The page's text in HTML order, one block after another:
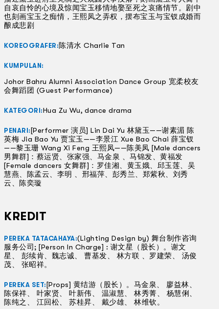
自哀自怜的心境及惊闻宝玉移情地娶至死之哀痛情节。剧中
也刻画宝玉之痴情，王熙凤之弄权，摆布宝玉与宝钗成婚而
酿成悲剧
KOREOGRAFER:陈清水 Charlie Tan
KUMPULAN:
Johor Bahru Alumni Association Dance Group 宽柔校友
会舞蹈团 (Guest Performance)
KATEGORI:Hua Zu Wu, dance drama
PENARI:[Performer 演员] Lin Dai Yu 林黛玉——谢素湄 陈
英梅 Jia Bao Yu 贾宝玉——李景江 Xue Bao Chai 薛宝钗
——黎玉珊 Wang Xi Feng 王熙凤——陈美凤 [Male dancers
男舞群]：蔡运贤、张家强、马金泉 、马锦发、黄福发
[Female dancers 女舞群]：罗佳湘、黄玉娥、邱玉莲、吴
慧燕、陈孟云、李明 、邢福萍、彭秀兰、郑紫秋、刘秀
云、陈奕璇
KREDIT
PEREKA TATACAHAYA:(Lighting Design by) 舞台制作咨询
服务公司; [Person In Charge] : 谢文星（股长）。谢文
星、 彭续肯、魏志诚、 曹基发、 林方联 、罗建荣、 汤俊
茂、 张昭祥。
PEREKA SET:[Props] 黄结游（股长）。马金泉、 廖益林、
陈保祥、 叶家贤、 叶新伟、 温淑慧、 林秀菁、 杨慧俐、
陈纯之、 江回松、 苏桂昇、 戴少雄、 林维钦。